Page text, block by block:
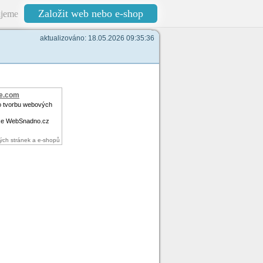
Založit web nebo e-shop
aktualizováno: 18.05.2026 09:35:36
tvorbu webových
WebSnadno.cz
stránek a e-shopů